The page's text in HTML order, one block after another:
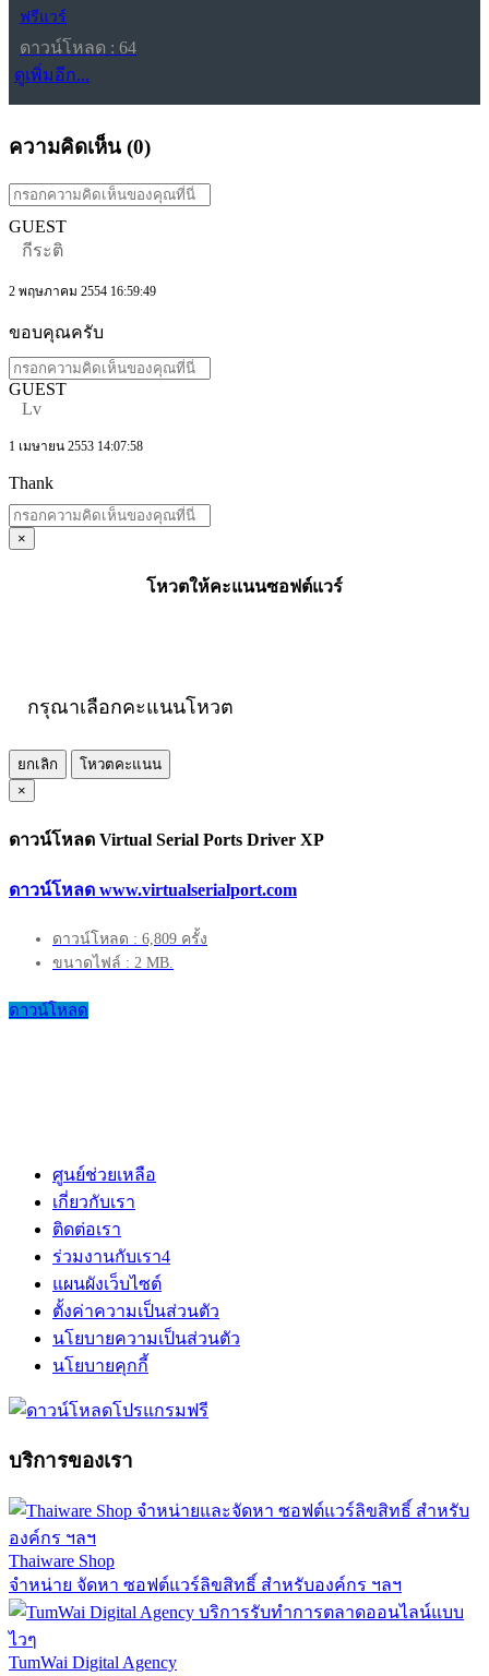
ฟรีแวร์
ดาวน์โหลด : 64
ดูเพิ่มอีก...
ความคิดเห็น (0)
GUEST
กีระติ
2 พฤษภาคม 2554 16:59:49
ขอบคุณครับ
GUEST
Lv
1 เมษายน 2553 14:07:58
Thank
×
โหวตให้คะแนนซอฟต์แวร์
กรุณาเลือกคะแนนโหวต
ยกเลิก
โหวตคะแนน
×
ดาวน์โหลด Virtual Serial Ports Driver XP
ดาวน์โหลด www.virtualserialport.com
ดาวน์โหลด : 6,809 ครั้ง
ขนาดไฟล์ : 2 MB.
ดาวน์โหลด
ศูนย์ช่วยเหลือ
เกี่ยวกับเรา
ติดต่อเรา
ร่วมงานกับเรา4
แผนผังเว็บไซต์
ตั้งค่าความเป็นส่วนตัว
นโยบายความเป็นส่วนตัว
นโยบายคุกกี้
บริการของเรา
Thaiware Shop
จำหน่าย จัดหา ซอฟต์แวร์ลิขสิทธิ์ สำหรับองค์กร ฯลฯ
TumWai Digital Agency